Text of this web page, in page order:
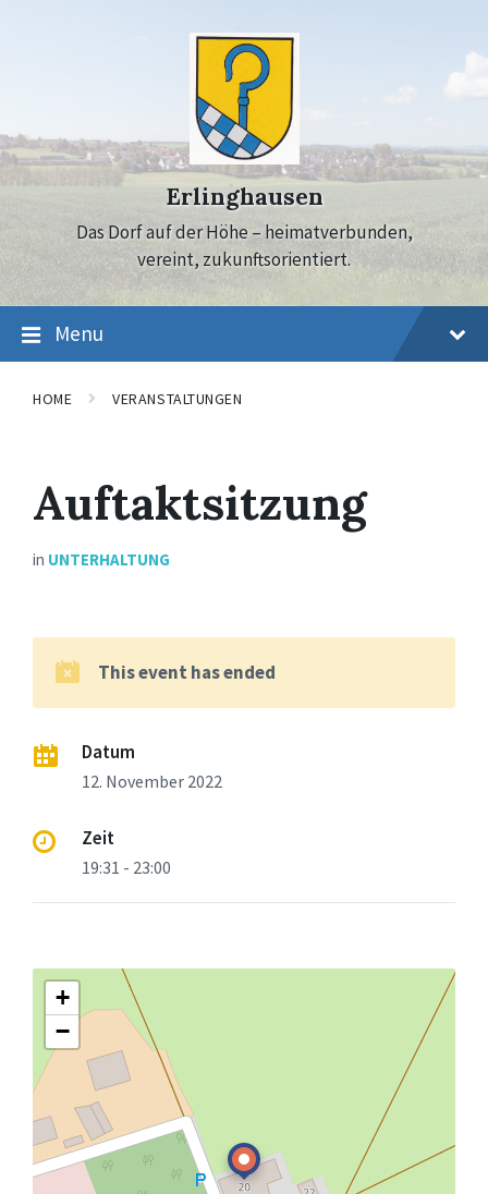
Erlinghausen
Das Dorf auf der Höhe – heimatverbunden,
vereint, zukunftsorientiert.
Menu
HOME VERANSTALTUNGEN
Auftaktsitzung
in UNTERHALTUNG
This event has ended
Datum
12. November 2022
Zeit
19:31 - 23:00
+
−